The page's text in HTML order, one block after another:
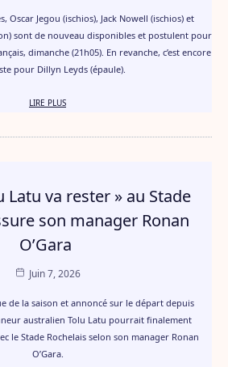
Oscar Jegou (ischios), Jack Nowell (ischios) et
sont de nouveau disponibles et postulent pour
dimanche (21h05). En revanche, c’est encore
pour Dillyn Leyds (épaule).
LIRE PLUS
Latu va rester » au Stade
son manager Ronan
O’Gara
Juin 7, 2026
de la saison et annoncé sur le départ depuis
australien Tolu Latu pourrait finalement
le Stade Rochelais selon son manager Ronan
O’Gara.